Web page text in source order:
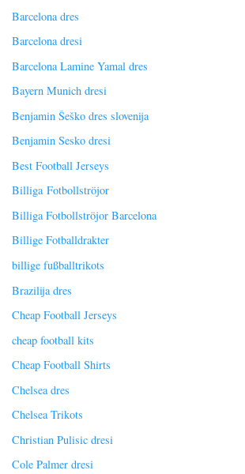
Barcelona dres
Barcelona dresi
Barcelona Lamine Yamal dres
Bayern Munich dresi
Benjamin Šeško dres slovenija
Benjamin Sesko dresi
Best Football Jerseys
Billiga Fotbollströjor
Billiga Fotbollströjor Barcelona
Billige Fotballdrakter
billige fußballtrikots
Brazilija dres
Cheap Football Jerseys
cheap football kits
Cheap Football Shirts
Chelsea dres
Chelsea Trikots
Christian Pulisic dresi
Cole Palmer dresi